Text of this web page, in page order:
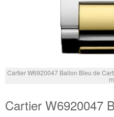
Cartier W6920047 Ballon Bleu de
Cartier W6920047